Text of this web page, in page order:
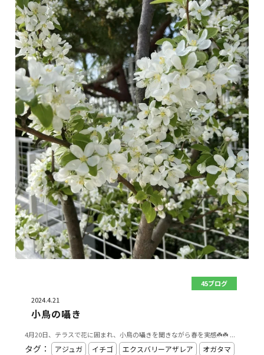
45ブログ
2024.4.21
小鳥の囁き
4月20日、テラスで花に囲まれ、小鳥の囁きを聞きながら春を実感☘️☘️ ...
タグ： アジュガ イチゴ エクスバリーアザレア
オガタマ